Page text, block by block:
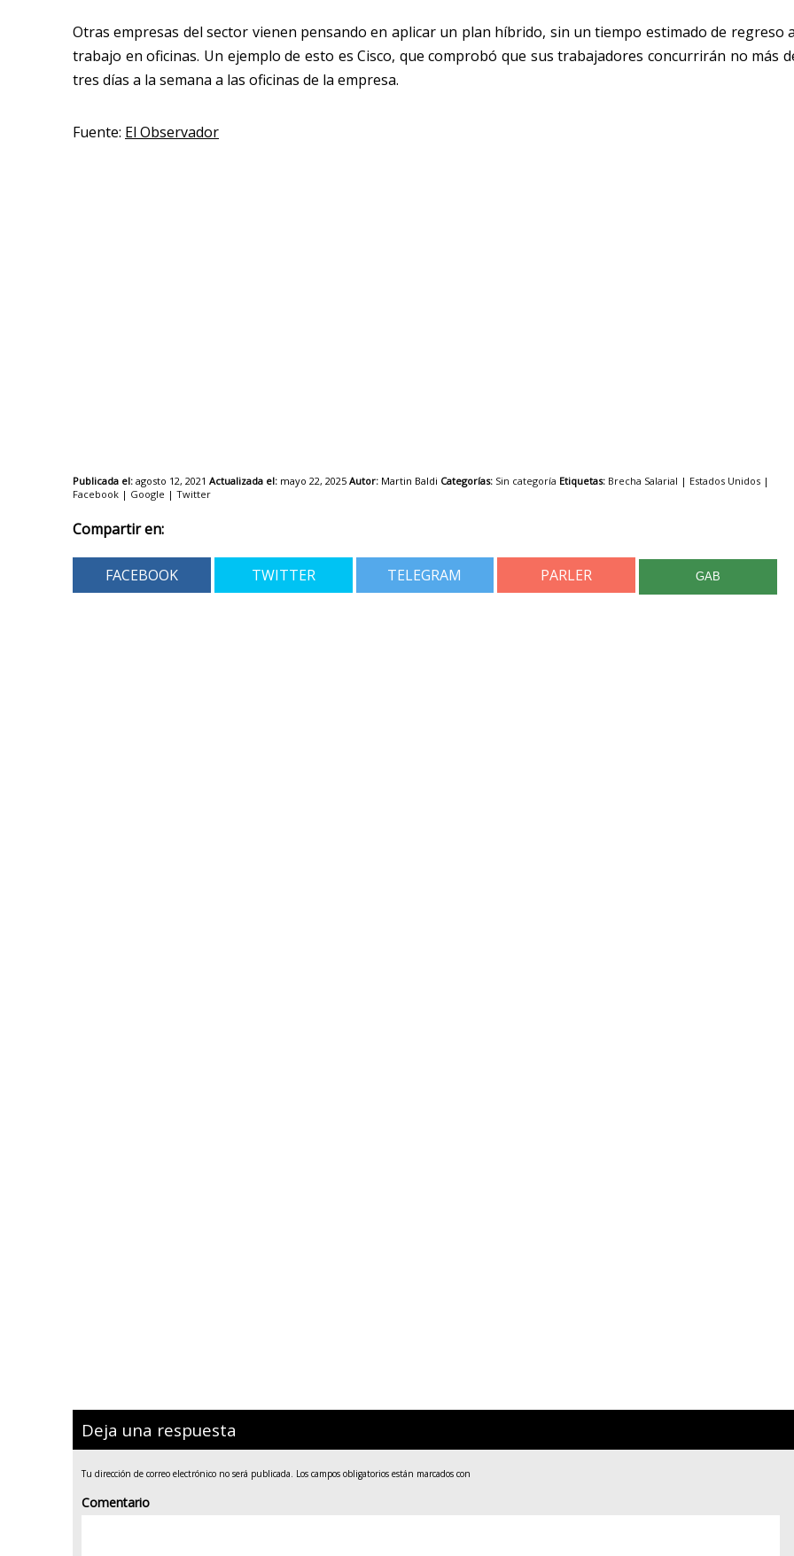
Otras empresas del sector vienen pensando en aplicar un plan híbrido, sin un tiempo estimado de regreso
trabajo en oficinas. Un ejemplo de esto es Cisco, que comprobó que sus trabajadores concurrirán no más
tres días a la semana a las oficinas de la empresa.
Fuente: El Observador
Publicada el: agosto 12, 2021 Actualizada el: mayo 22, 2025 Autor: Martin Baldi Categorías: Sin categoría Etiquetas: Brecha Salarial | Estados Unidos |
Facebook | Google | Twitter
Compartir en:
FACEBOOK TWITTER TELEGRAM PARLER GAB
Deja una respuesta
Tu dirección de correo electrónico no será publicada. Los campos obligatorios están marcados con
Comentario